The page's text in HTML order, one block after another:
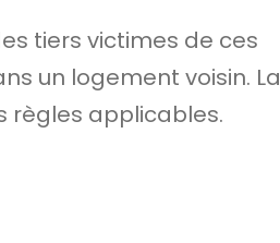
tiers victimes de ces
un logement voisin. La
règles applicables.